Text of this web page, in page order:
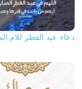
دعاء عيد الفطر للام